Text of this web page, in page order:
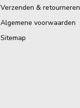
Verzenden & retourneren
Algemene voorwaarden
Sitemap